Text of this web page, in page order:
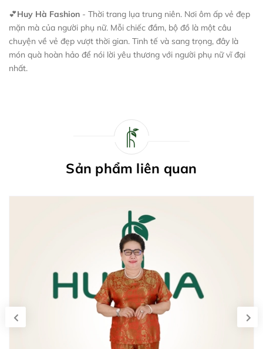
💕Huy Hà Fashion - Thời trang lụa trung niên. Nơi ôm ấp vẻ đẹp
mặn mà của người phụ nữ. Mỗi chiếc đầm, bộ đồ là một câu
chuyện về vẻ đẹp vượt thời gian. Tinh tế và sang trọng, đây là
món quà hoàn hảo để nói lời yêu thương với người phụ nữ vĩ đại
nhất.
Sản phẩm liên quan